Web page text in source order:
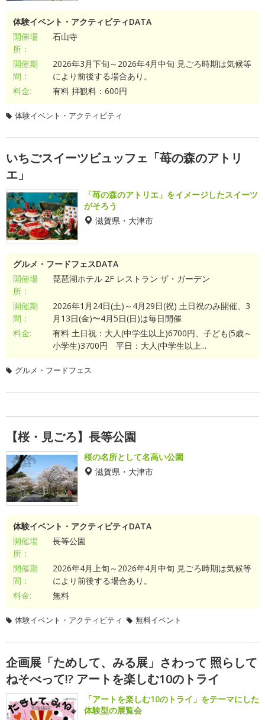
体験イベント・アクティビティDATA
開催場
所：
石山寺
開催期
間：
2026年3月下旬～2026年4月中旬 見ごろ時期は気候等
により前後する場合あり。
料金:
有料 拝観料：600円
体験イベント・アクティビティ
いちごスイーツビュッフェ「苺の森のアトリ
エ」
「苺の森のアトリエ」をイメージしたスイーツ
がそろう
滋賀県・大津市
グルメ・フードフェスDATA
開催場
所：
琵琶湖ホテル 2F レストラン ザ・ガーデン
開催期
間：
2026年1月24日(土)～4月29日(祝) 土日祝のみ開催、3
月13日(金)〜4月5日(日)は毎日開催
料金:
有料 土日祝：大人(中学生以上)6700円、子ども(5歳～
小学生)3700円 平日：大人(中学生以上...
グルメ・フードフェス
【桜・見ごろ】長等公園
桜の名所として名高い公園
滋賀県・大津市
体験イベント・アクティビティDATA
開催場
所：
長等公園
開催期
間：
2026年4月上旬～2026年4月中旬 見ごろ時期は気候等
により前後する場合あり。
料金:
無料
体験イベント・アクティビティ 無料イベント
企画展「ためして、みる展」さわって 照らして
ねそべって!? アートを楽しむ10のトライ
「アートを楽しむ10のトライ」をテーマにした
体験型の展覧会